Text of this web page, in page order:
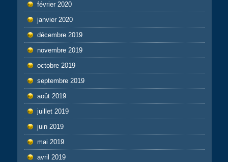
février 2020
janvier 2020
décembre 2019
novembre 2019
octobre 2019
septembre 2019
août 2019
juillet 2019
juin 2019
mai 2019
avril 2019